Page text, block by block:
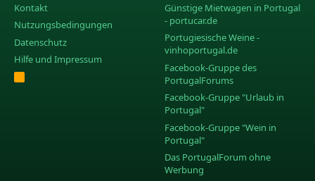
Kontakt
Nutzungsbedingungen
Datenschutz
Hilfe und Impressum
R
S
Günstige Mietwagen in Portugal
- portucar.de
Portugiesische Weine -
vinhoportugal.de
Facebook-Gruppe des
PortugalForums
Facebook-Gruppe "Urlaub in
Portugal"
Facebook-Gruppe "Wein in
Portugal"
Das PortugalForum ohne
Werbung